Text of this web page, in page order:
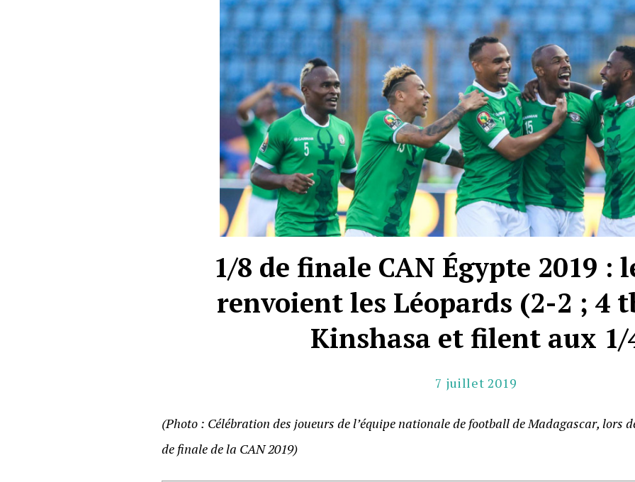
1/8 de finale CAN Égypte 2019 :
renvoient les Léopards (2-2 ; 4
Kinshasa et filent aux 1/
7 juillet 2019
(Photo : Célébration des joueurs de l’équipe nationale de football de Madagascar, lors
de finale de la CAN 2019)